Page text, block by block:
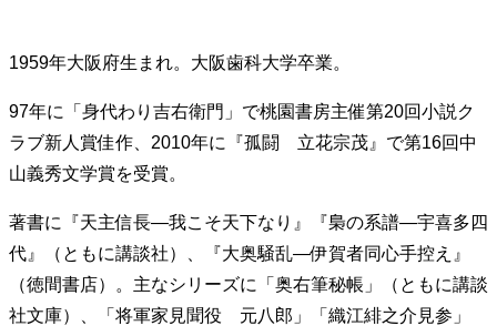
1959年大阪府生まれ。大阪歯科大学卒業。
97年に「身代わり吉右衛門」で桃園書房主催第20回小説ク
ラブ新人賞佳作、2010年に『孤闘 立花宗茂』で第16回中
山義秀文学賞を受賞。
著書に『天主信長―我こそ天下なり』『梟の系譜―宇喜多四
代』（ともに講談社）、『大奥騒乱―伊賀者同心手控え』
（徳間書店）。主なシリーズに「奥右筆秘帳」（ともに講談
社文庫）、「将軍家見聞役 元八郎」「織江緋之介見参」